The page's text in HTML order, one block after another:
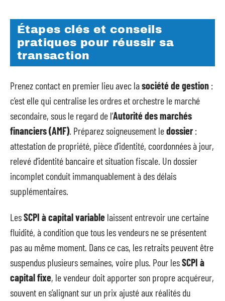
Étapes clés et conseils
pratiques pour réussir sa
transaction
Prenez contact en premier lieu avec lasociété de gestion :
c’est elle qui centralise les ordres et orchestre le marché
secondaire, sous le regard de l’Autorité des marchés
financiers (AMF). Préparez soigneusement ledossier:
attestation de propriété, pièce d’identité, coordonnées à jour,
relevé d’identité bancaire et situation fiscale. Un dossier
incomplet conduit immanquablement à des délais
supplémentaires.
LesSCPI à capital variable laissent entrevoir une certaine
fluidité, à condition que tous les vendeurs ne se présentent
pas au même moment. Dans ce cas, les retraits peuvent être
suspendus plusieurs semaines, voire plus. Pour lesSCPI à
capital fixe, le vendeur doit apporter son propre acquéreur,
souvent en s’alignant sur un prix ajusté aux réalités du